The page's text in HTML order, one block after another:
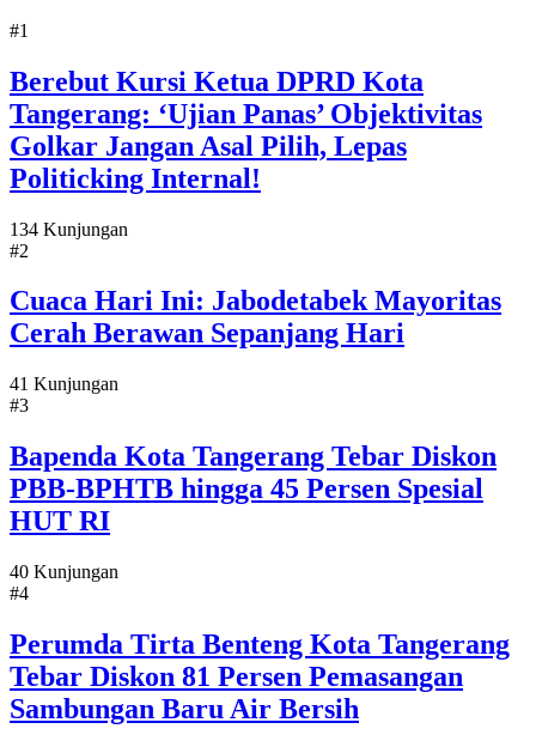
#1
Berebut Kursi Ketua DPRD Kota
Tangerang: ‘Ujian Panas’ Objektivitas
Golkar Jangan Asal Pilih, Lepas
Politicking Internal!
134 Kunjungan
#2
Cuaca Hari Ini: Jabodetabek Mayoritas
Cerah Berawan Sepanjang Hari
41 Kunjungan
#3
Bapenda Kota Tangerang Tebar Diskon
PBB-BPHTB hingga 45 Persen Spesial
HUT RI
40 Kunjungan
#4
Perumda Tirta Benteng Kota Tangerang
Tebar Diskon 81 Persen Pemasangan
Sambungan Baru Air Bersih